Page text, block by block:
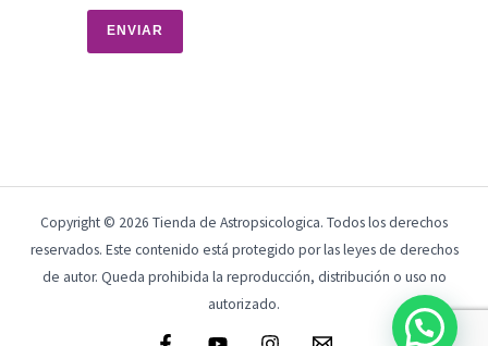
ENVIAR
Copyright © 2026 Tienda de Astropsicologica. Todos los derechos
reservados. Este contenido está protegido por las leyes de derechos
de autor. Queda prohibida la reproducción, distribución o uso no
autorizado.